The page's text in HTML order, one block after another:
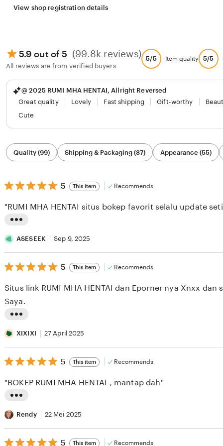
View shop registration details
5.9 out of 5 (99.8k reviews)
All reviews are from verified buyers
5/5 Item quality 5/5
@ 2025 RUMI MHA HENTAI, Allright Reversed
Great quality
Lovely Fast shipping Gift-worthy
Cute
Filter
by
category
Quality (99) Shipping & Packaging (87) Appearance (55)
5
out
5
stars
5 This item Recommends
i
s
t
n
g
e
v
i
w
y
A
S
"RUMI MHA HENTAI situs bokep favorit selalu update
ASESEEK Sep 9, 2025
5
out
5
stars
5 This item Recommends
i
s
t
n
r
e
v
Situs link RUMI MHA HENTAI dan Eporner nya Xnxx dan
Saya.
XIXIXI 27 April 2025
5
out
5
stars
5 This item Recommends
i
s
t
"BOKEP RUMI MHA HENTAI , mantap dah"
Rendy 22 Mei 2025
5
5 This item Recommends